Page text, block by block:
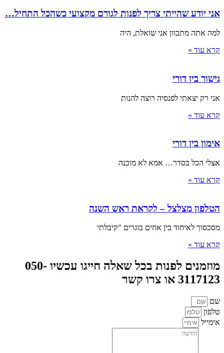
אני יודע שהייתי צריך לפנות לגורם מקצועי כשהכל התחיל…
למה אתה מתכוון אני שואלת, היה
קרא עוד »
גישור בין דורי
אני רק יצאתי לפנסיה רוצה להנות
קרא עוד »
אימון בין דורי
אצלי הכל בסדר… אמא לא מוכנה
קרא עוד »
הטלפון מצלצל – לקראת ראש השנה
מסכסוך לאיחוד בין אחים בוגרים "קיבלתי
קרא עוד »
מוזמנים לפנות בכל שאלה חייגו עכשיו 050-
3117123 או צרו קשר
שם
טלפון
אימייל